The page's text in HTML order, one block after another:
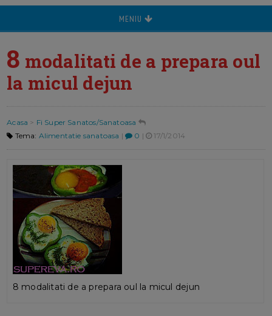
MENIU
8 modalitati de a prepara oul
la micul dejun
Acasa > Fi Super Sanatos/Sanatoasa
Tema: Alimentatie sanatoasa | 0 | 17/1/2014
8 modalitati de a prepara oul la micul dejun